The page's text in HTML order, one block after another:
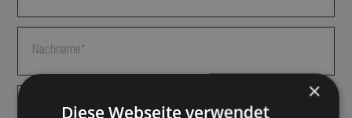
×
Diese Webseite verwendet